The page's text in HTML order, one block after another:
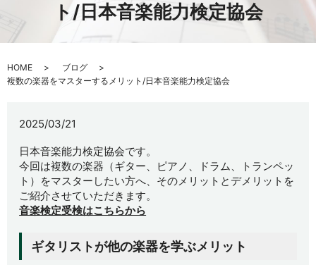
ト/日本音楽能力検定協会
HOME
ブログ
複数の楽器をマスターするメリット/日本音楽能力検定協会
2025/03/21
日本音楽能力検定協会です。
今回は複数の楽器（ギター、ピアノ、ドラム、トランペッ
ト）をマスターしたい方へ、そのメリットとデメリットを
ご紹介させていただきます。
音楽検定受検はこちらから
ギタリストが他の楽器を学ぶメリット